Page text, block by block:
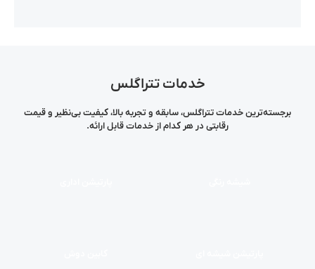
خدمات تتراگلس
برجسته‌ترین خدمات تتراگلس، سابقه و تجربه بالا، کیفیت بی‌نظیر و قیمت
رقابتی در هر کدام از خدمات قابل ارائه.